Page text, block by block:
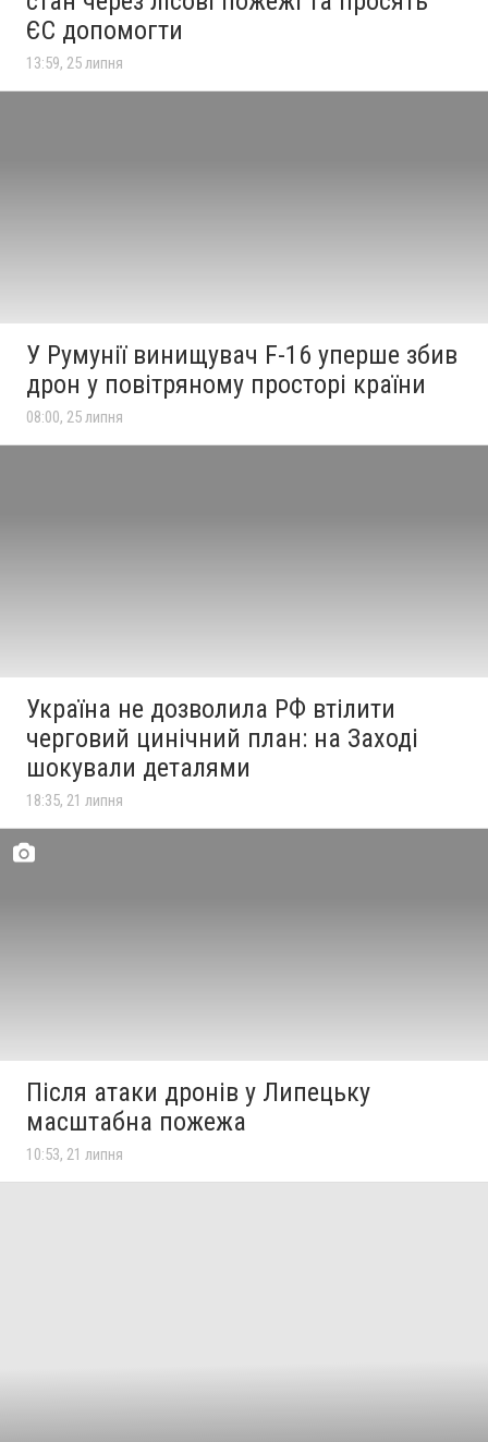
ЄС допомогти
13:59, 25 липня
У Румунії винищувач F-16 уперше збив
дрон у повітряному просторі країни
08:00, 25 липня
Україна не дозволила РФ втілити
черговий цинічний план: на Заході
шокували деталями
18:35, 21 липня
Після атаки дронів у Липецьку
масштабна пожежа
10:53, 21 липня